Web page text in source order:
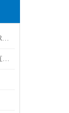
德国哈威柱塞泵R7.7原装出售HAWER5.6A R 5.8
德国哈威R系列柱塞泵样本R8.3原装直销出售